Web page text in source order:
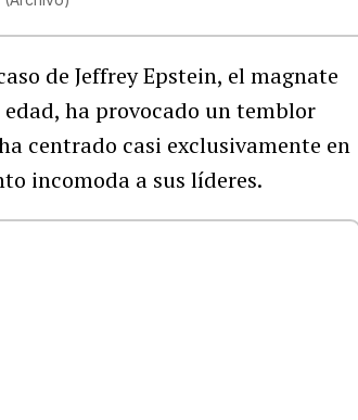
de Jeffrey Epstein, el magnate
ha provocado un temblor
centrado casi exclusivamente en
incomoda a sus líderes.